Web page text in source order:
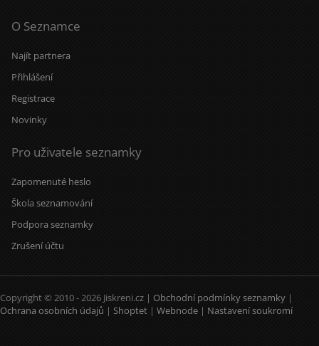
O Seznamce
Najít partnera
Přihlášení
Registrace
Novinky
Pro uživatele seznamky
Zapomenuté heslo
Škola seznamování
Podpora seznamky
Zrušení účtu
Copyright © 2010 - 2026 Jiskreni.cz | Obchodní podmínky seznamky |
Ochrana osobních údajů | Shoptet | Webnode | Nastavení soukromí